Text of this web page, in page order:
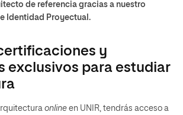
de referencia gracias a nuestro
Identidad Proyectual.
y
exclusivos para estudiar
online en UNIR, tendrás acceso a